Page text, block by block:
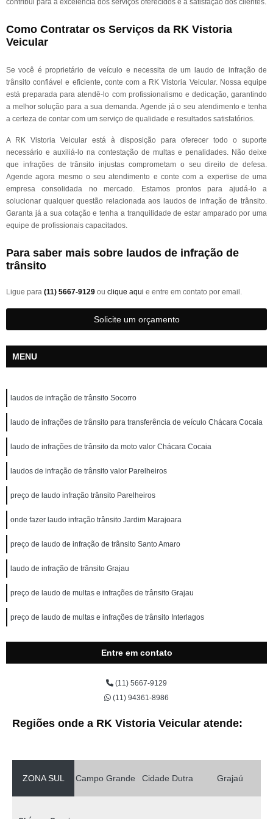
contribui para a excelência dos serviços oferecidos e a satisfação dos clientes.
Como Contratar os Serviços da RK Vistoria
Veicular
Se você é proprietário de veículo e necessita de um laudo de infração de
trânsito confiável e eficiente, conte com a RK Vistoria Veicular. Nossa equipe
está preparada para atendê-lo com profissionalismo e dedicação, garantindo
a melhor solução para a sua demanda. Agende já o seu atendimento e tenha
a certeza de contar com um serviço de qualidade e resultados satisfatórios.
A RK Vistoria Veicular está à disposição para oferecer todo o suporte
necessário e auxiliá-lo na contestação de multas e penalidades. Não deixe
que infrações de trânsito injustas comprometam o seu direito de defesa.
Agende agora mesmo o seu atendimento e conte com a expertise de uma
empresa consolidada no mercado. Estamos prontos para ajudá-lo a
solucionar qualquer questão relacionada aos laudos de infração de trânsito.
Garanta já a sua cotação e tenha a tranquilidade de estar amparado por uma
equipe de profissionais capacitados.
Para saber mais sobre laudos de infração de
trânsito
Ligue para (11) 5667-9129 ou clique aqui e entre em contato por email.
Solicite um orçamento
MENU
laudos de infração de trânsito Socorro
laudo de infrações de trânsito para transferência de veículo Chácara Cocaia
laudo de infrações de trânsito da moto valor Chácara Cocaia
laudos de infração de trânsito valor Parelheiros
preço de laudo infração trânsito Parelheiros
onde fazer laudo infração trânsito Jardim Marajoara
preço de laudo de infração de trânsito Santo Amaro
laudo de infração de trânsito Grajau
preço de laudo de multas e infrações de trânsito Grajau
preço de laudo de multas e infrações de trânsito Interlagos
laudo de infrações de trânsito do carro Jurubatuba
laudo de infrações de trânsito do carro valor Jardim Rio Bonito
Entre em contato
(11) 5667-9129
(11) 94361-8986
Regiões onde a RK Vistoria Veicular atende:
ZONA SUL Campo Grande Cidade Dutra Grajaú